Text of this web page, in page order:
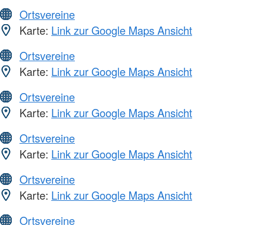
Ortsvereine
Karte: Link zur Google Maps Ansicht
Ortsvereine
Karte: Link zur Google Maps Ansicht
Ortsvereine
Karte: Link zur Google Maps Ansicht
Ortsvereine
Karte: Link zur Google Maps Ansicht
Ortsvereine
Karte: Link zur Google Maps Ansicht
Ortsvereine